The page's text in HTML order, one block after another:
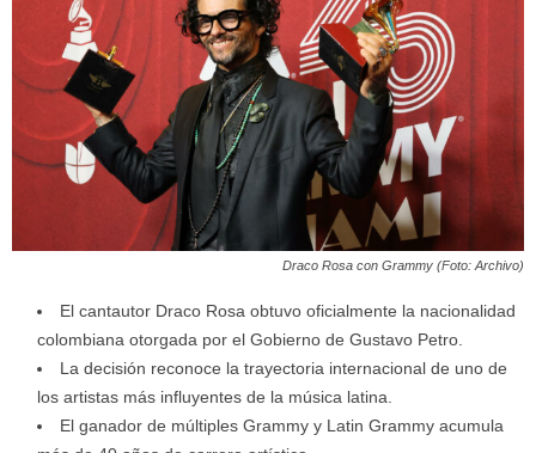
Draco Rosa con Grammy (Foto: Archivo)
El cantautor Draco Rosa obtuvo oficialmente la nacionalidad
colombiana otorgada por el Gobierno de Gustavo Petro.
La decisión reconoce la trayectoria internacional de uno de
los artistas más influyentes de la música latina.
El ganador de múltiples Grammy y Latin Grammy acumula